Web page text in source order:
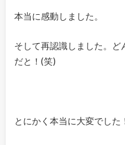
本当に感動しました。
そして再認識しました。
だと！(笑)
とにかく本当に大変でした